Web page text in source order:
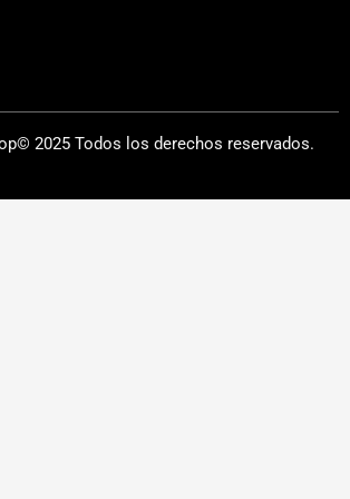
2025 Todos los derechos reservados.